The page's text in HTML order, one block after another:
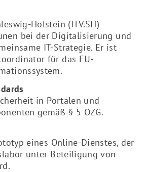
Holstein (ITV.SH)
bei der Digitalisierung und
IT-Strategie. Er ist
für das EU-
in Portalen und
gemäß § 5 OZG.
eines Online-Dienstes, der
unter Beteiligung von